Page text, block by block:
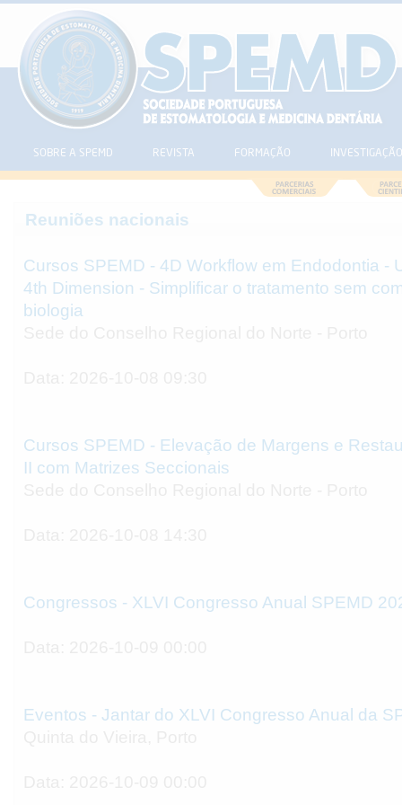
SOBRE A SPEMD REVISTA FORMAÇÃO INVESTIGAÇÃO
Reuniões nacionais
Cursos SPEMD - 4D Workflow em Endodontia -
4th Dimension - Simplificar o tratamento sem
biologia
Cursos SPEMD - Elevação de Margens e
II com Matrizes Seccionais
Congressos - XLVI Congresso Anual SPEMD
Eventos - Jantar do XLVI Congresso Anual da